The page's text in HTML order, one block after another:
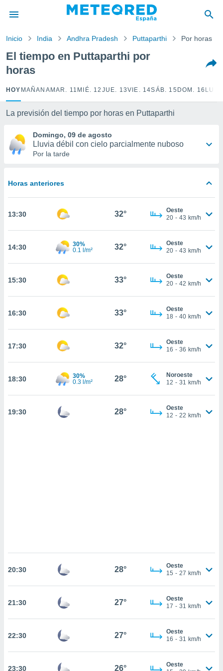
por
para
la
calidad.
a este
las
y
forma
basada
permite
coste.
botón
a la
todas
ya sean
nos
en
perfil
y
de
En
CONTINUAR
Inicio India Andhra Pradesh Puttaparthi Por horas
El tiempo en Puttaparthi por
horas
HOY MAÑANA MAR. 11 MIÉ. 12 JUE. 13VIE. 14SÁB. 15 DOM. 16
La previsión del tiempo por horas en Puttaparthi
Domingo, 09 de agosto
Lluvia débil con cielo parcialmente nuboso
Por la tarde
Horas anteriores
13:30 32°
Oeste
20 - 43 km/h
14:30
30%
0.1 l/m²
32°
Oeste
20 - 43 km/h
15:30 33°
Oeste
20 - 42 km/h
16:30 33°
Oeste
18 - 40 km/h
17:30 32°
Oeste
16 - 36 km/h
18:30
30%
0.3 l/m²
28°
Noroeste
12 - 31 km/h
19:30 28°
Oeste
12 - 22 km/h
20:30 28°
Oeste
15 - 27 km/h
21:30 27°
Oeste
17 - 31 km/h
22:30 27°
Oeste
16 - 31 km/h
23:30 26°
Oeste